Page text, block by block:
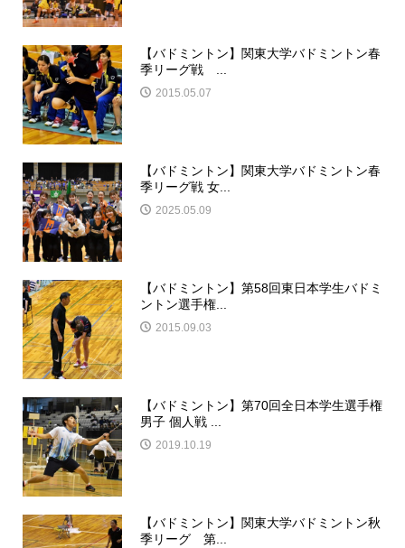
【バドミントン】関東大学バドミントン春
季リーグ戦 ...
2015.05.07
【バドミントン】関東大学バドミントン春
季リーグ戦 女...
2025.05.09
【バドミントン】第58回東日本学生バドミ
ントン選手権...
2015.09.03
【バドミントン】第70回全日本学生選手権
男子 個人戦 ...
2019.10.19
【バドミントン】関東大学バドミントン秋
季リーグ 第...